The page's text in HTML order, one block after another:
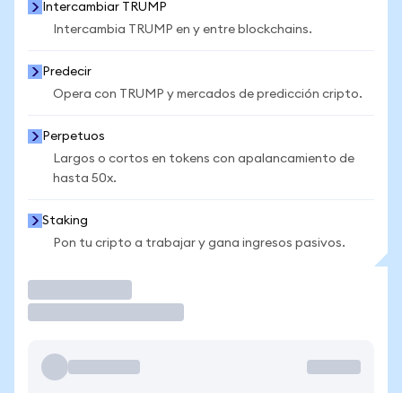
Intercambiar TRUMP
Intercambia TRUMP en y entre blockchains.
Predecir
Opera con TRUMP y mercados de predicción cripto.
Perpetuos
Largos o cortos en tokens con apalancamiento de
hasta 50x.
Staking
Pon tu cripto a trabajar y gana ingresos pasivos.